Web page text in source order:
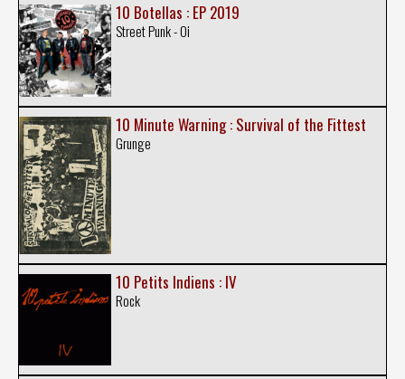
10 Botellas : EP 2019
Street Punk - Oi
10 Minute Warning : Survival of the Fittest
Grunge
10 Petits Indiens : IV
Rock